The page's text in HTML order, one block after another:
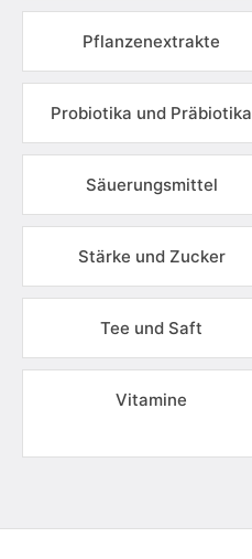
Pflanzenextrakte
Probiotika und Präbiotika
Säuerungsmittel
Stärke und Zucker
Tee und Saft
Vitamine